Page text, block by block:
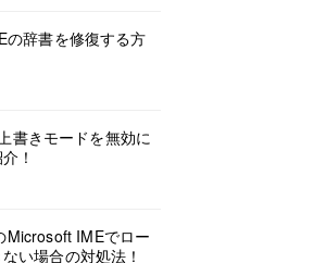
の辞書を修復する方
書きモードを無効に
！
Microsoft IMEでロー
い場合の対処法！